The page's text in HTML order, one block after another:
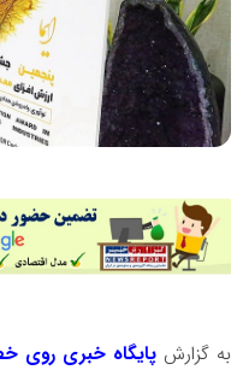
به گزارشپایگاه خبری روی